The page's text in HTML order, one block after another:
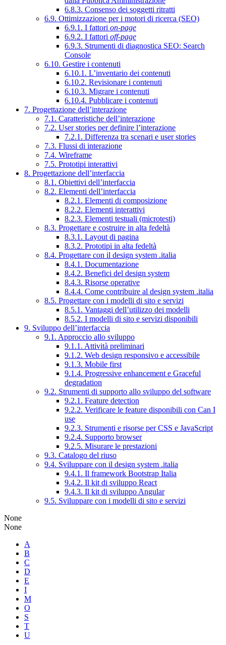
6.8.3. Consenso dei soggetti ritratti
6.9. Ottimizzazione per i motori di ricerca (SEO)
6.9.1. I fattori on-page
6.9.2. I fattori off-page
6.9.3. Strumenti di diagnostica SEO: Search
Console
6.10. Gestire i contenuti
6.10.1. L’inventario dei contenuti
6.10.2. Revisionare i contenuti
6.10.3. Migrare i contenuti
6.10.4. Pubblicare i contenuti
7. Progettazione dell’interazione
7.1. Caratteristiche dell’interazione
7.2. User stories per definire l’interazione
7.2.1. Differenza tra scenari e user stories
7.3. Flussi di interazione
7.4. Wireframe
7.5. Prototipi interattivi
8. Progettazione dell’interfaccia
8.1. Obiettivi dell’interfaccia
8.2. Elementi dell’interfaccia
8.2.1. Elementi di composizione
8.2.2. Elementi interattivi
8.2.3. Elementi testuali (microtesti)
8.3. Progettare e costruire in alta fedeltà
8.3.1. Layout di pagina
8.3.2. Prototipi in alta fedeltà
8.4. Progettare con il design system .italia
8.4.1. Documentazione
8.4.2. Benefici del design system
8.4.3. Risorse operative
8.4.4. Come contribuire al design system .italia
8.5. Progettare con i modelli di sito e servizi
8.5.1. Vantaggi dell’utilizzo dei modelli
8.5.2. I modelli di sito e servizi disponibili
9. Sviluppo dell’interfaccia
9.1. Approccio allo sviluppo
9.1.1. Attività preliminari
9.1.2. Web design responsivo e accessibile
9.1.3. Mobile first
9.1.4. Progressive enhancement e Graceful
degradation
9.2. Strumenti di supporto allo sviluppo del software
9.2.1. Feature detection
9.2.2. Verificare le feature disponibili con Can I
use
9.2.3. Strumenti e risorse per CSS e JavaScript
9.2.4. Supporto browser
9.2.5. Misurare le prestazioni
9.3. Catalogo del riuso
9.4. Sviluppare con il design system .italia
9.4.1. Il framework Bootstrap Italia
9.4.2. Il kit di sviluppo React
9.4.3. Il kit di sviluppo Angular
9.5. Sviluppare con i modelli di sito e servizi
None
None
A
B
C
D
E
I
M
O
S
T
U